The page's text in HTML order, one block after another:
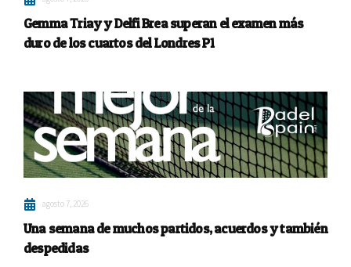
Gemma Triay y Delfi Brea superan el examen más
duro de los cuartos del Londres P1
agosto 7, 2026
Una semana de muchos partidos, acuerdos y también
despedidas